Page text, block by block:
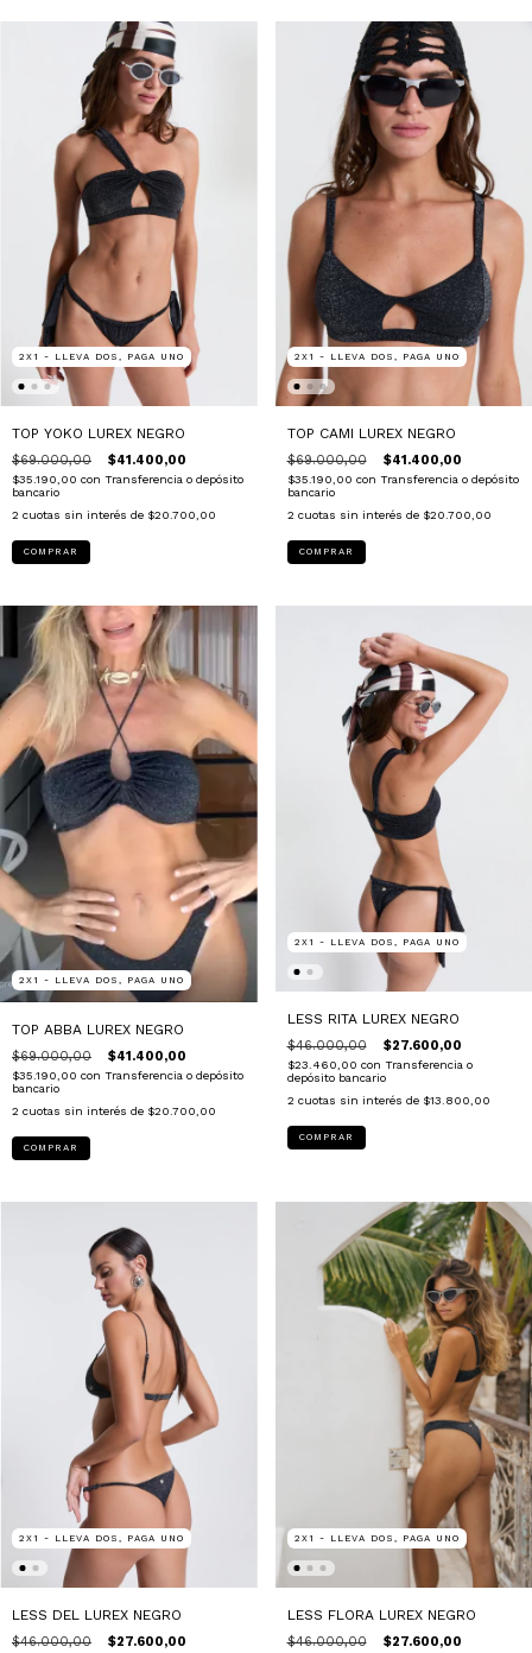
2X1 - LLEVA DOS, PAGA UNO
TOP YOKO LUREX NEGRO
$69.000,00 $41.400,00
$35.190,00 con Transferencia o depósito
bancario
2 cuotas sin interés de $20.700,00
COMPRAR
2X1 - LLEVA DOS, PAGA UNO
TOP CAMI LUREX NEGRO
$69.000,00 $41.400,00
$35.190,00 con Transferencia o depósito
bancario
2 cuotas sin interés de $20.700,00
COMPRAR
2X1 - LLEVA DOS, PAGA UNO
TOP ABBA LUREX NEGRO
$69.000,00 $41.400,00
$35.190,00 con Transferencia o depósito
bancario
2 cuotas sin interés de $20.700,00
COMPRAR
2X1 - LLEVA DOS, PAGA UNO
LESS RITA LUREX NEGRO
$46.000,00 $27.600,00
$23.460,00 con Transferencia o
depósito bancario
2 cuotas sin interés de $13.800,00
COMPRAR
2X1 - LLEVA DOS, PAGA UNO
LESS DEL LUREX NEGRO
$46.000,00 $27.600,00
2X1 - LLEVA DOS, PAGA UNO
LESS FLORA LUREX NEGRO
$46.000,00 $27.600,00